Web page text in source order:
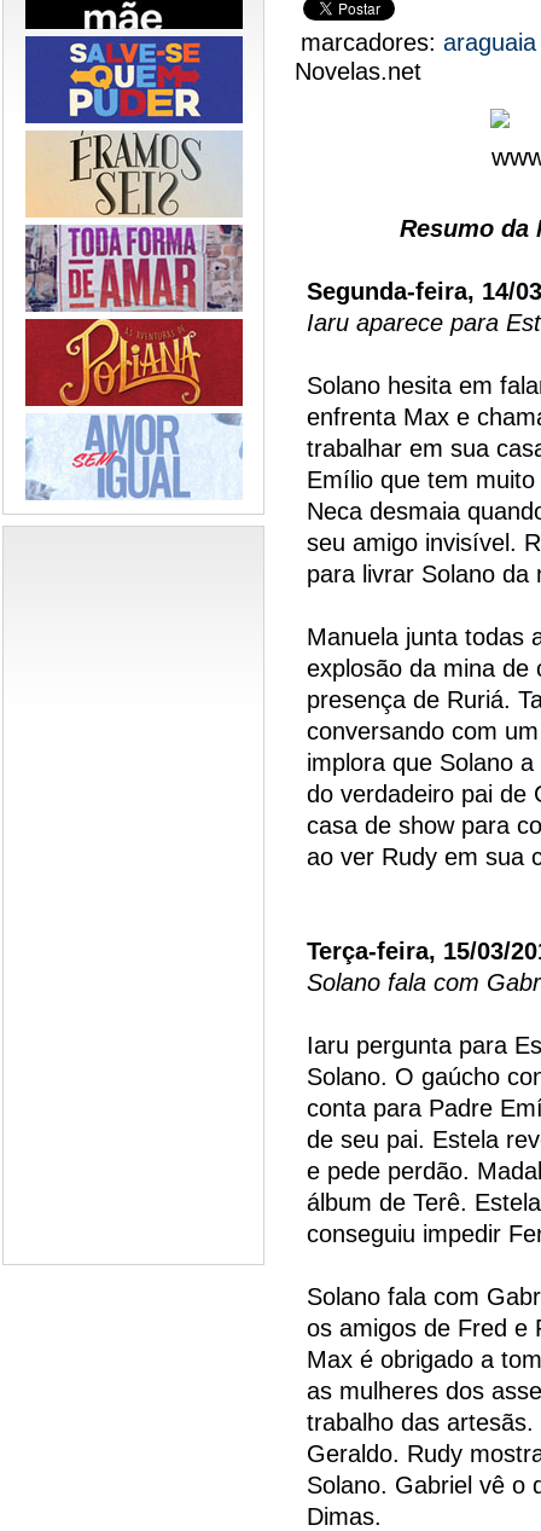
marcadores:
Novelas.net
Resumo da
Segunda-feira, 14/
Iaru aparece para
Solano hesita em
enfrenta Max e
trabalhar em sua
Emílio que tem
Neca desmaia
seu amigo invisível.
para livrar Solano da
Manuela junta todas
explosão da mina de
presença de Ruriá.
conversando com
implora que Solano
do verdadeiro pai de
casa de show para
ao ver Rudy em sua
Terça-feira, 15/03/
Solano fala com
Iaru pergunta para
Solano. O gaúcho
conta para Padre
de seu pai. Estela
e pede perdão.
álbum de Terê.
conseguiu impedir
Solano fala com
os amigos de Fred e
Max é obrigado a
as mulheres dos
trabalho das
Geraldo. Rudy
Solano. Gabriel vê o
Dimas.